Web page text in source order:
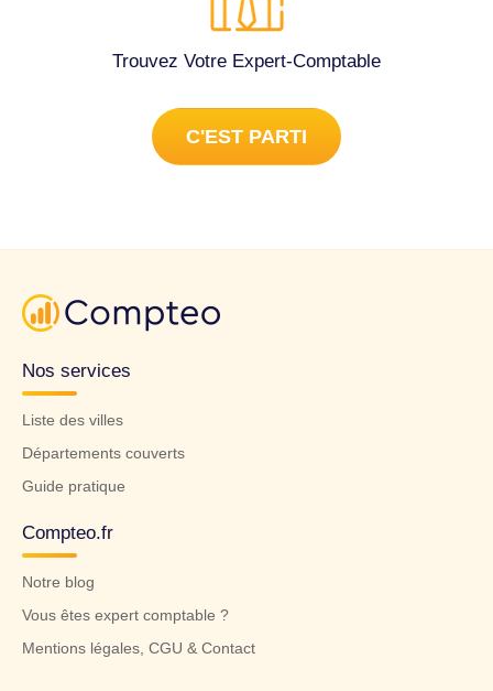
Trouvez Votre Expert-Comptable
C'EST PARTI
Nos services
Liste des villes
Départements couverts
Guide pratique
Compteo.fr
Notre blog
Vous êtes expert comptable ?
Mentions légales, CGU & Contact